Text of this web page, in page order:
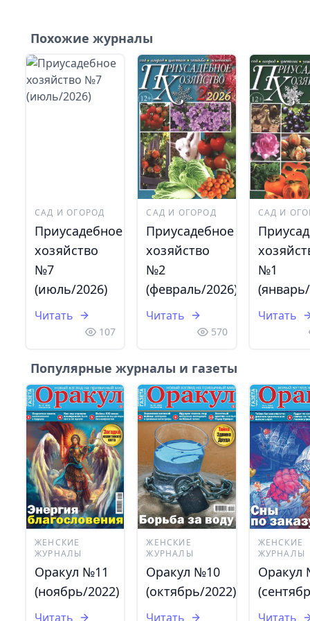
Похожие журналы
САД И ОГОРОД
Приусадебное
хозяйство
№7
(июль/2026)
Читать
107
САД И ОГОРОД
Приусадебное
хозяйство
№2
(февраль/2026)
Читать
570
САД И
№1
Читать
Популярные журналы и газеты
ЖЕНСКИЕ
ЖУРНАЛЫ
Оракул №11
(ноябрь/2022)
Читать
ЖЕНСКИЕ
ЖУРНАЛЫ
Оракул №10
(октябрь/2022)
Читать
ЖЕНСКИЕ
ЖУРНАЛЫ
Оракул
Читать